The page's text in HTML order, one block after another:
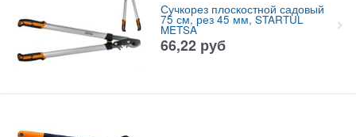
Сучкорез плоскостной садовый
75 см, рез 45 мм, STARTUL
METSA
66,22 руб